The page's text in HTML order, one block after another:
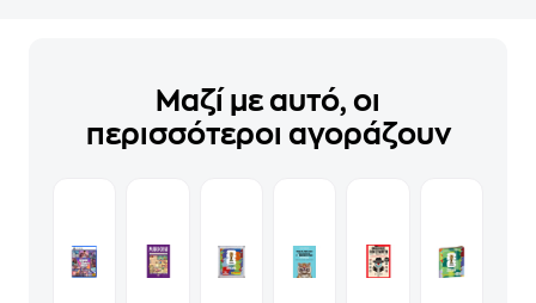
Μαζί με αυτό, οι
περισσότεροι αγοράζουν